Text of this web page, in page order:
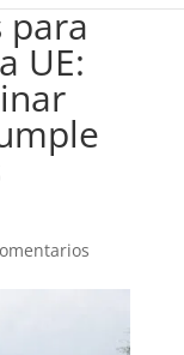
para
UE: